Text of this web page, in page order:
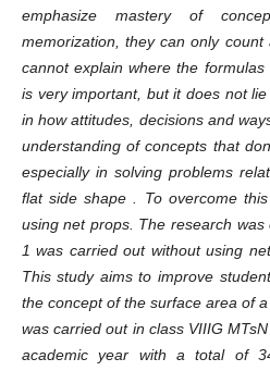
emphasize mastery of
memorization, they can only
cannot explain where the
is very important, but it does not
in how attitudes, decisions and
understanding of concepts that
especially in solving problems
flat side shape . To overcome
using net props. The research
1 was carried out without using
This study aims to improve
the concept of the surface area of
was carried out in class VIIIG
academic year with a total of